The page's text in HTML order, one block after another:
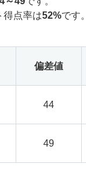
得点率は52%です。
偏差値
44
49